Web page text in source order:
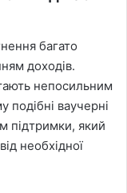
багато
доходів.
непосильним
ваучерні
підтримки, який
необхідної